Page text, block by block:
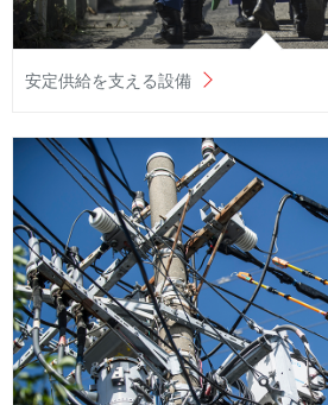
安定供給を支える設備